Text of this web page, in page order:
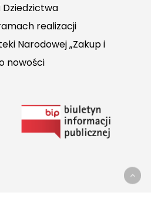
Dziedzictwa
realizacji
Narodowej „Zakup i
nowości
do